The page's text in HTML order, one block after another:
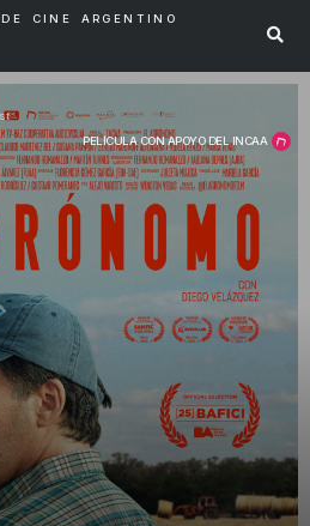
DE CINE ARGENTINO
PELÍCULA CON APOYO DEL INCAA